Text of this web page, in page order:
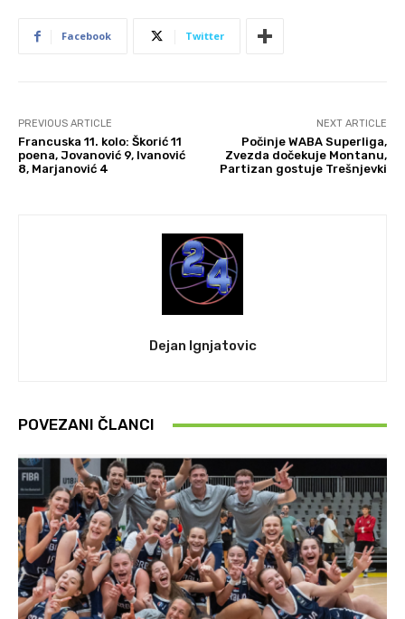
Facebook Twitter
PREVIOUS ARTICLE
Francuska 11. kolo: Škorić 11
poena, Jovanović 9, Ivanović
8, Marjanović 4
NEXT ARTICLE
Počinje WABA Superliga,
Zvezda dočekuje Montanu,
Partizan gostuje Trešnjevki
Dejan Ignjatovic
POVEZANI ČLANCI